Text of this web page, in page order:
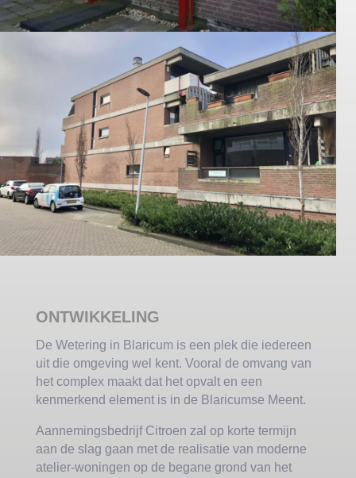
ONTWIKKELING
De Wetering in Blaricum is een plek die iedereen
uit die omgeving wel kent. Vooral de omvang van
het complex maakt dat het opvalt en een
kenmerkend element is in de Blaricumse Meent.
Aannemingsbedrijf Citroen zal op korte termijn
aan de slag gaan met de realisatie van moderne
atelier-woningen op de begane grond van het